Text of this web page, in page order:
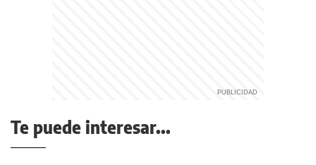
Te puede interesar...